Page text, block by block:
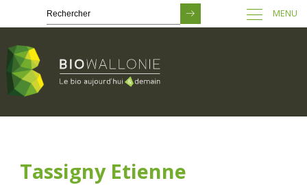
principal
MENU
Tassigny Etienne